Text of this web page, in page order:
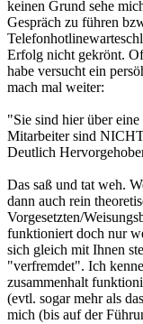
keinen Grund sehe
Gespräch zu führen
Erfolg nicht gekrönt.
habe versucht ein
mach mal weiter:
"Sie sind hier über
Mitarbeiter sind
Deutlich
Das saß und tat weh.
dann auch rein
Vorgesetzten/
funktioniert doch nur
sich gleich mit Ihnen
"verfremdet". Ich
zusammenhalt
(evtl. sogar mehr als
mich (bis auf der